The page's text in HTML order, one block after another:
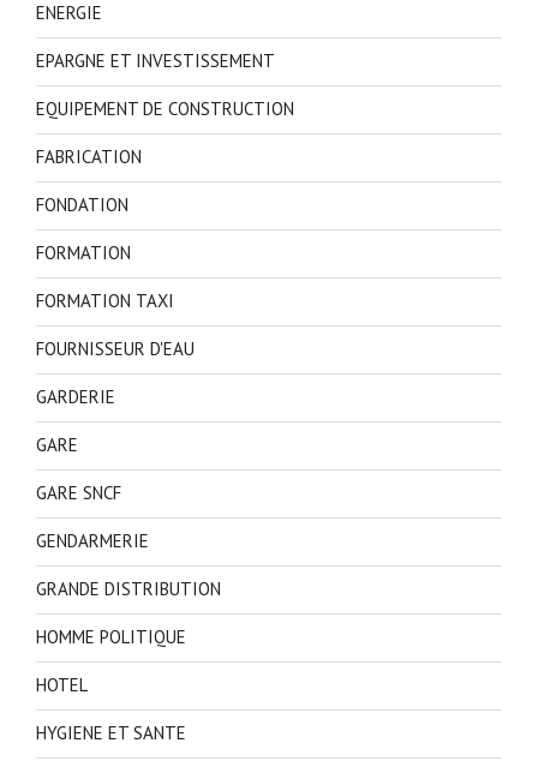
ENERGIE
EPARGNE ET INVESTISSEMENT
EQUIPEMENT DE CONSTRUCTION
FABRICATION
FONDATION
FORMATION
FORMATION TAXI
FOURNISSEUR D'EAU
GARDERIE
GARE
GARE SNCF
GENDARMERIE
GRANDE DISTRIBUTION
HOMME POLITIQUE
HOTEL
HYGIENE ET SANTE